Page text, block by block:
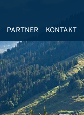
PARTNER KONTAKT